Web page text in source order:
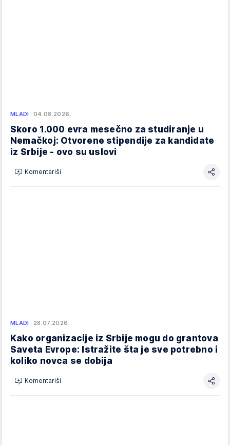
MLADI 04.08.2026.
Skoro 1.000 evra mesečno za studiranje u
Nemačkoj: Otvorene stipendije za kandidate
iz Srbije - ovo su uslovi
Komentariši
MLADI 28.07.2026.
Kako organizacije iz Srbije mogu do grantova
Saveta Evrope: Istražite šta je sve potrebno i
koliko novca se dobija
Komentariši